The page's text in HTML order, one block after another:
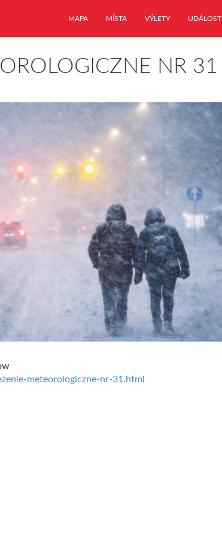
MAPA MÍSTA VÝLETY UDÁLOST
NR 31
meteorologiczne-nr-31.html